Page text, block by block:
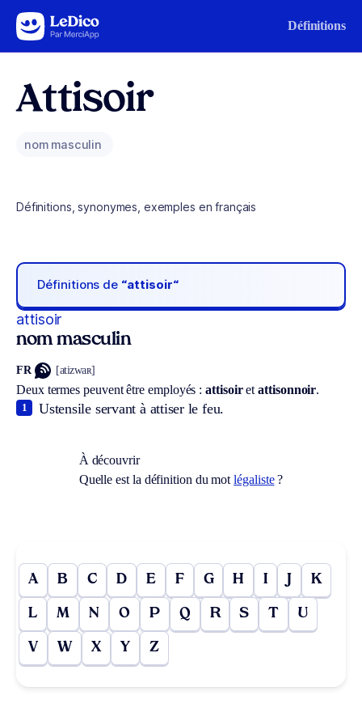
Aller au contenu Définitions
Attisoir
nom masculin
Définitions, synonymes, exemples en français
Définitions de “attisoir“
attisoir
nom masculin
FR [atizwaʀ]
Deux termes peuvent être employés :attisoiretattisonnoir.
Ustensile servant à attiser le feu.
1
À découvrir
Quelle est la définition du motlégaliste?
A B C D E F G H I J K
L M N O P Q R S T U
V W X Y Z